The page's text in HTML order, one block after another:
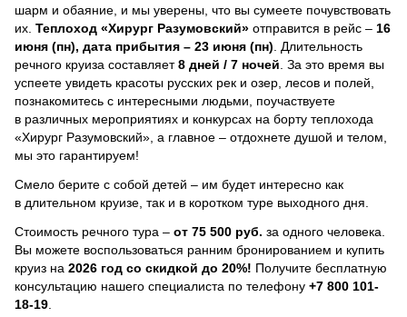
шарм и обаяние, и мы уверены, что вы сумеете почувствовать
их. Теплоход «Хирург Разумовский» отправится в рейс – 16
июня (пн), дата прибытия – 23 июня (пн) . Длительность
речного круиза составляет8 дней / 7 ночей За это время вы
успеете увидеть красоты русских рек и озер, лесов и полей,
познакомитесь с интересными людьми, поучаствуете
в различных мероприятиях и конкурсах на борту теплохода
«Хирург Разумовский», а главное – отдохнете душой и телом,
мы это гарантируем!
Смело берите с собой детей – им будет интересно как
в длительном круизе, так и в коротком туре выходного дня.
Стоимость речного тура – от 75 500 руб. за одного человека.
Вы можете воспользоваться ранним бронированием и купить
круиз на 2026 год со скидкой до 20%! Получите бесплатную
консультацию нашего специалиста по телефону +7 800 101-
18-19